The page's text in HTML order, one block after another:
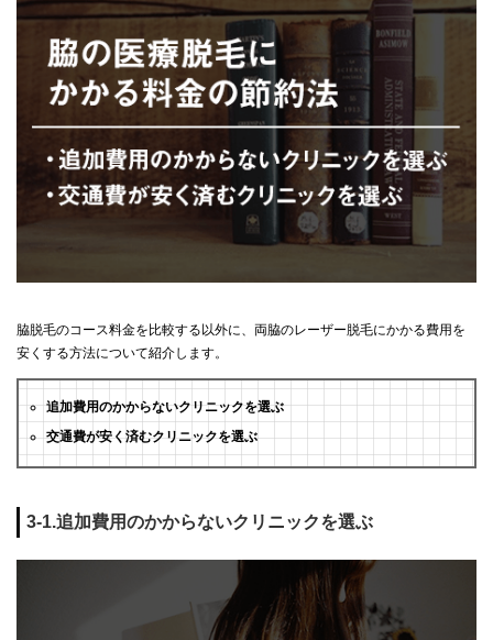
脇脱毛のコース料金を比較する以外に、両脇のレーザー脱毛にかかる費用を
安くする方法について紹介します。
追加費用のかからないクリニックを選ぶ
交通費が安く済むクリニックを選ぶ
3-1.追加費用のかからないクリニックを選ぶ